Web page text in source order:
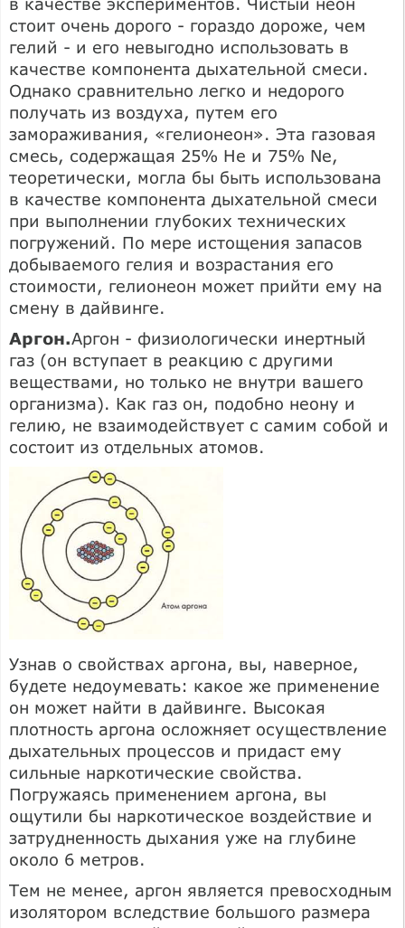
стоит очень дорого - гораздо дороже, чем
гелий - и его невыгодно использовать в
качестве компонента дыхательной смеси.
Однако сравнительно легко и недорого
получать из воздуха, путем его
замораживания, «гелионеон». Эта газовая
смесь, содержащая 25% Не и 75% Ne,
теоретически, могла бы быть использована
в качестве компонента дыхательной смеси
при выполнении глубоких технических
погружений. По мере истощения запасов
добываемого гелия и возрастания его
стоимости, гелионеон может прийти ему на
смену в дайвинге.
Аргон.Аргон - физиологически инертный
газ (он вступает в реакцию с другими
веществами, но только не внутри вашего
организма). Как газ он, подобно неону и
гелию, не взаимодействует с самим собой и
состоит из отдельных атомов.
Узнав о свойствах аргона, вы, наверное,
будете недоумевать: какое же применение
он может найти в дайвинге. Высокая
плотность аргона осложняет осуществление
дыхательных процессов и придаст ему
сильные наркотические свойства.
Погружаясь применением аргона, вы
ощутили бы наркотическое воздействие и
затрудненность дыхания уже на глубине
около 6 метров.
Тем не менее, аргон является превосходным
изолятором вследствие большого размера